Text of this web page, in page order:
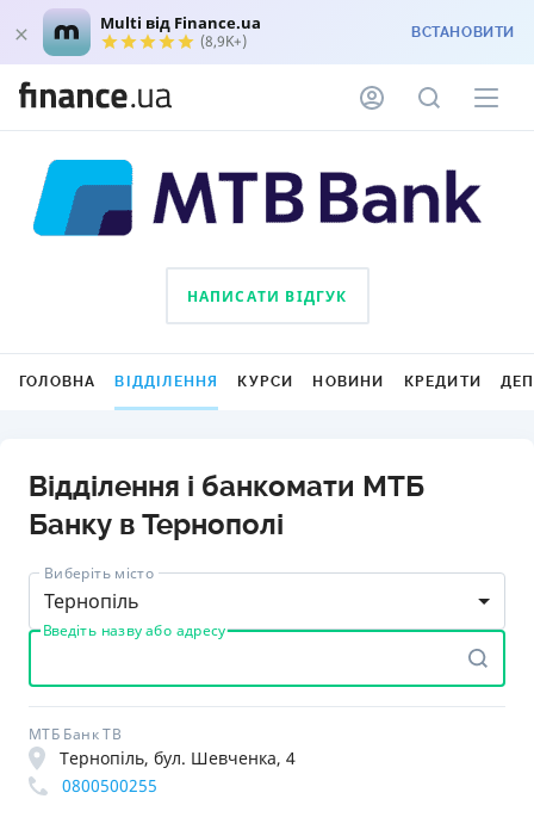
Multi від Finance.ua
(8,9K+) ВСТАНОВИТИ
НАПИСАТИ ВІДГУК
ГОЛОВНА ВІДДІЛЕННЯ КУРСИ НОВИНИ КРЕДИТИ
Відділення і банкомати МТБ
Банку в Тернополі
Виберіть місто
Тернопіль
Введіть назву або адресу
МТБ Банк ТВ
Тернопіль, бул. Шевченка, 4
0800500255